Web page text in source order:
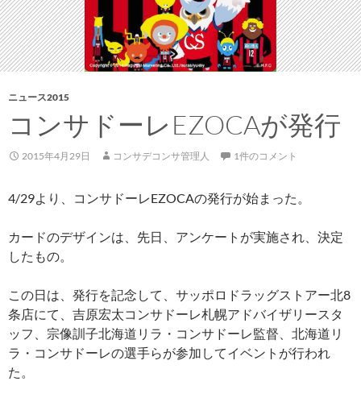
ス
キ
ッ
プ
ニュース2015
コンサドーレEZOCAが発行
2015年4月29日 コンサデコンサ管理人 1件のコメント
4/29より、コンサドーレEZOCAの発行が始まった。
カードのデザインは、先日、アンケートが実施され、決定
したもの。
この日は、発行を記念して、サッポロドラッグストアー北8
条店にて、吉原宏太コンサドーレ札幌アドバイザリースタ
ッフ、宗像訓子北海道リラ・コンサドーレ監督、北海道リ
ラ・コンサドーレの選手らが参加してイベントが行われ
た。